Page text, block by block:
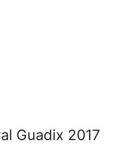
Guadix 2017